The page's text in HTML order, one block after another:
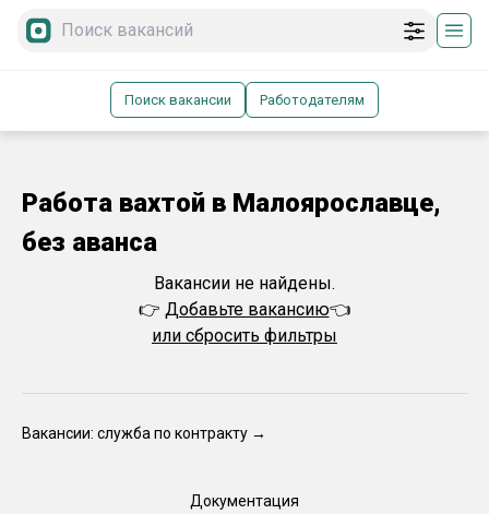
Поиск вакансии Работодателям
Работа вахтой в Малоярославце,
без аванса
Вакансии не найдены.
👉 Добавьте вакансию👈
или сбросить фильтры
Вакансии: служба по контракту →
Документация